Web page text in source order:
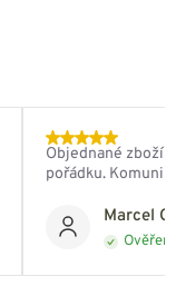
Marcel
Objednané zboží
pořádku.